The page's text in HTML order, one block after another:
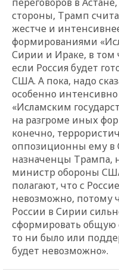
стороны, Трамп
жестче и
формированиями
Сирии и Ираке, в том
если Россия будет
США. А пока, надо
особенно интенсивно
«Исламским
на разгроме иных
конечно,
оппозиционны ему в
назначенцы Трампа,
министр обороны
полагают, что с
невозможно, потому
России в Сирии
сформировать общую
то ни было или
будет невозможно».